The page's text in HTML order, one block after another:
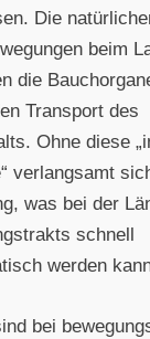
Die
beim
die
Transport des
Ohne diese
verlangsamt
was bei der
schnell
werden
bei